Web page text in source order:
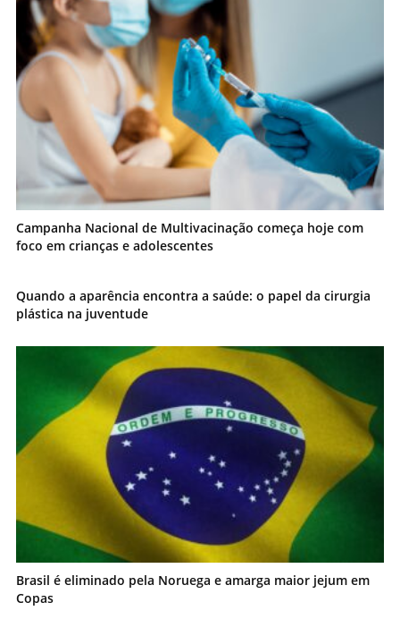
Campanha Nacional de Multivacinação começa hoje com
foco em crianças e adolescentes
Quando a aparência encontra a saúde: o papel da cirurgia
plástica na juventude
Brasil é eliminado pela Noruega e amarga maior jejum em
Copas